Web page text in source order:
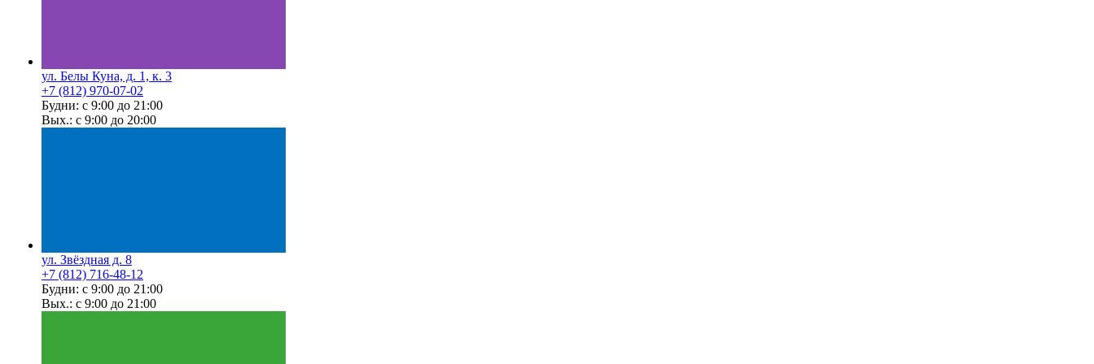
ул. Белы Куна, д. 1, к. 3
+7 (812) 970-07-02
Будни: с 9:00 до 21:00
Вых.: с 9:00 до 20:00
ул. Звёздная д. 8
+7 (812) 716-48-12
Будни: с 9:00 до 21:00
Вых.: с 9:00 до 21:00